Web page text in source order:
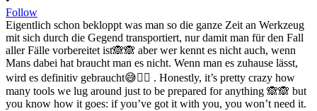
Follow
Eigentlich schon bekloppt was man so die ganze Zeit an Werkzeug
mit sich durch die Gegend transportiert, nur damit man für den Fall
aller Fälle vorbereitet ist🙈🙈 aber wer kennt es nicht auch, wenn
Mans dabei hat braucht man es nicht. Wenn man es zuhause lässt,
wird es definitiv gebraucht😅✌🏻 . Honestly, it’s pretty crazy how
many tools we lug around just to be prepared for anything 🙈🙈 but
you know how it goes: if you’ve got it with you, you won’t need it.